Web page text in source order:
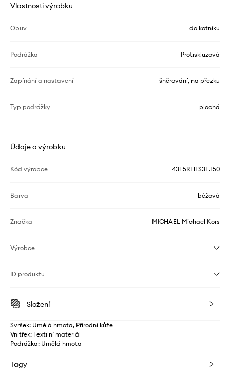
Vlastnosti výrobku
Obuv do kotníku
Podrážka Protiskluzová
Zapínání a nastavení šněrování, na přezku
Typ podrážky plochá
Údaje o výrobku
Kód výrobce 43T5RHFS3L.150
Barva béžová
Značka MICHAEL Michael Kors
Výrobce
ID produktu
Složení
Svršek: Umělá hmota, Přírodní kůže
Vnitřek: Textilní materiál
Podrážka: Umělá hmota
Tagy